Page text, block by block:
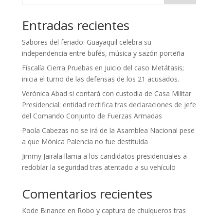
Entradas recientes
Sabores del feriado: Guayaquil celebra su
independencia entre bufés, música y sazón porteña
Fiscalía Cierra Pruebas en Juicio del caso Metátasis;
inicia el turno de las defensas de los 21 acusados.
Verónica Abad sí contará con custodia de Casa Militar
Presidencial: entidad rectifica tras declaraciones de jefe
del Comando Conjunto de Fuerzas Armadas
Paola Cabezas no se irá de la Asamblea Nacional pese
a que Mónica Palencia no fue destituida
Jimmy Jairala llama a los candidatos presidenciales a
redoblar la seguridad tras atentado a su vehículo
Comentarios recientes
Kode Binance en Robo y captura de chulqueros tras